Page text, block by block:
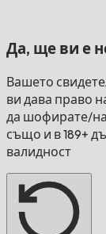
Да, ще ви е
Вашето
ви дава право
да шофирате/
също и в 189+
валидност